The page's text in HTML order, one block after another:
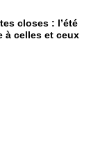
closes : l’été
à celles et ceux